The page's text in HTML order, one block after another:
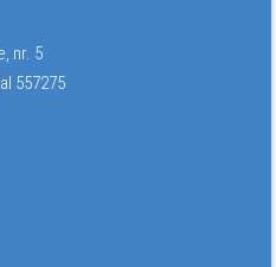
nr. 5
557275